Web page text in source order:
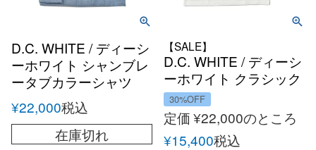
D.C. WHITE / ディーシ
ーホワイト シャンブレ
ータブカラーシャツ
¥22,000税込
在庫切れ
【SALE】
D.C. WHITE / ディーシ
ーホワイト クラシック
ラガーシャツ
30%OFF
定価¥22,000のところ
¥15,400税込